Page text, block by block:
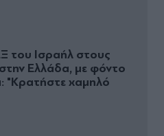
του Ισραήλ στους
Ελλάδα, με φόντο
"Κρατήστε χαμηλό